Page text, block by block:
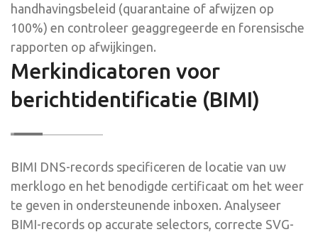
handhavingsbeleid (quarantaine of afwijzen op
100%) en controleer geaggregeerde en forensische
rapporten op afwijkingen.
Merkindicatoren voor
berichtidentificatie (BIMI)
BIMI DNS-records specificeren de locatie van uw
merklogo en het benodigde certificaat om het weer
te geven in ondersteunende inboxen. Analyseer
BIMI-records op accurate selectors, correcte SVG-